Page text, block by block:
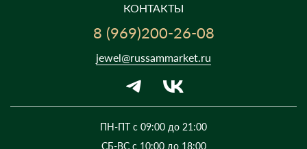
КОНТАКТЫ
8 (969)200-26-08
ПН-ПТ с 09:00 до 21:00
СБ-ВС с 10:00 до 18:00
jewel@russammarket.ru